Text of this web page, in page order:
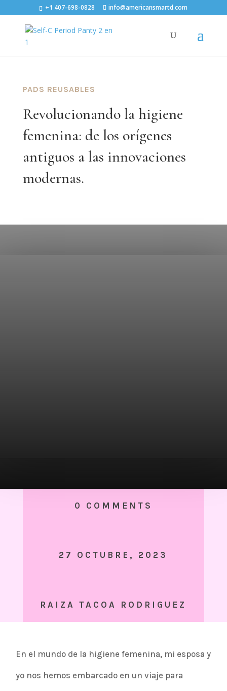
+1 407-698-0828 info@americansmartd.com
PADS REUSABLES
Revolucionando la higiene
femenina: de los orígenes
antiguos a las innovaciones
modernas.
0 COMMENTS
27 OCTUBRE, 2023
RAIZA TACOA RODRIGUEZ
En el mundo de la higiene femenina, mi esposa y
yo nos hemos embarcado en un viaje para